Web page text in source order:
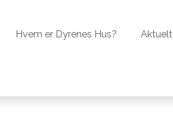
Hvem er Dyrenes Hus? Aktuelt